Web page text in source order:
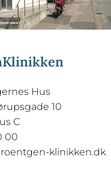
Hus
10
C
00
klinikken.dk